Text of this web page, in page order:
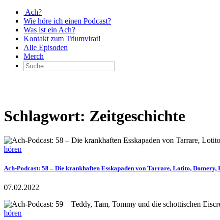
Ach?
Wie höre ich einen Podcast?
Was ist ein Ach?
Kontakt zum Triumvirat!
Alle Episoden
Merch
Schlagwort: Zeitgeschichte
hören
Ach-Podcast: 58 – Die krankhaften Esskapaden von Tarrare, Lotito, Domery,
07.02.2022
hören